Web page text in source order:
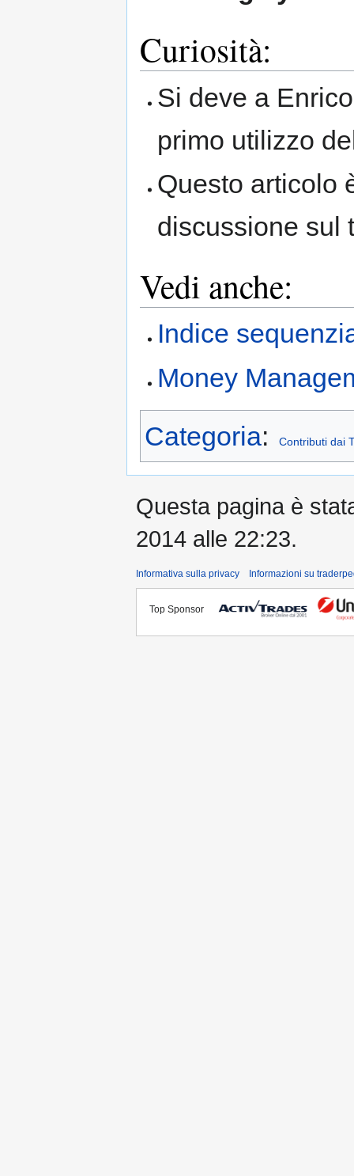
Curiosità:
Si deve a
primo utilizzo
Questo articolo
discussione sul
Vedi anche:
Indice
Money
Categoria: Contributi dai
Questa pagina è
2014 alle 22:23.
Informativa sulla privacy Informazioni su
Top Sponsor